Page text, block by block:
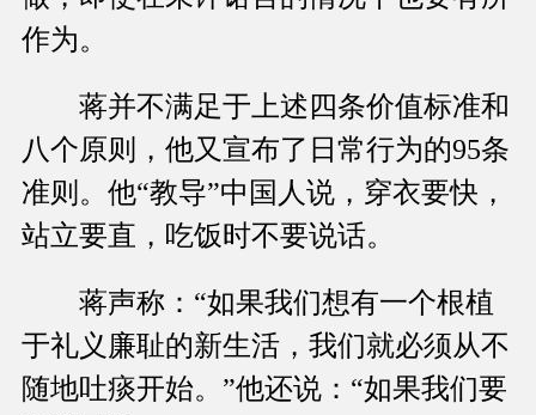
作为。
蒋并不满足于上述四条价值标准和
八个原则，他又宣布了日常行为的95条
准则。他“教导”中国人说，穿衣要快，
站立要直，吃饭时不要说话。
蒋声称：“如果我们想有一个根植
于礼义廉耻的新生活，我们就必须从不
随地吐痰开始。”他还说：“如果我们要